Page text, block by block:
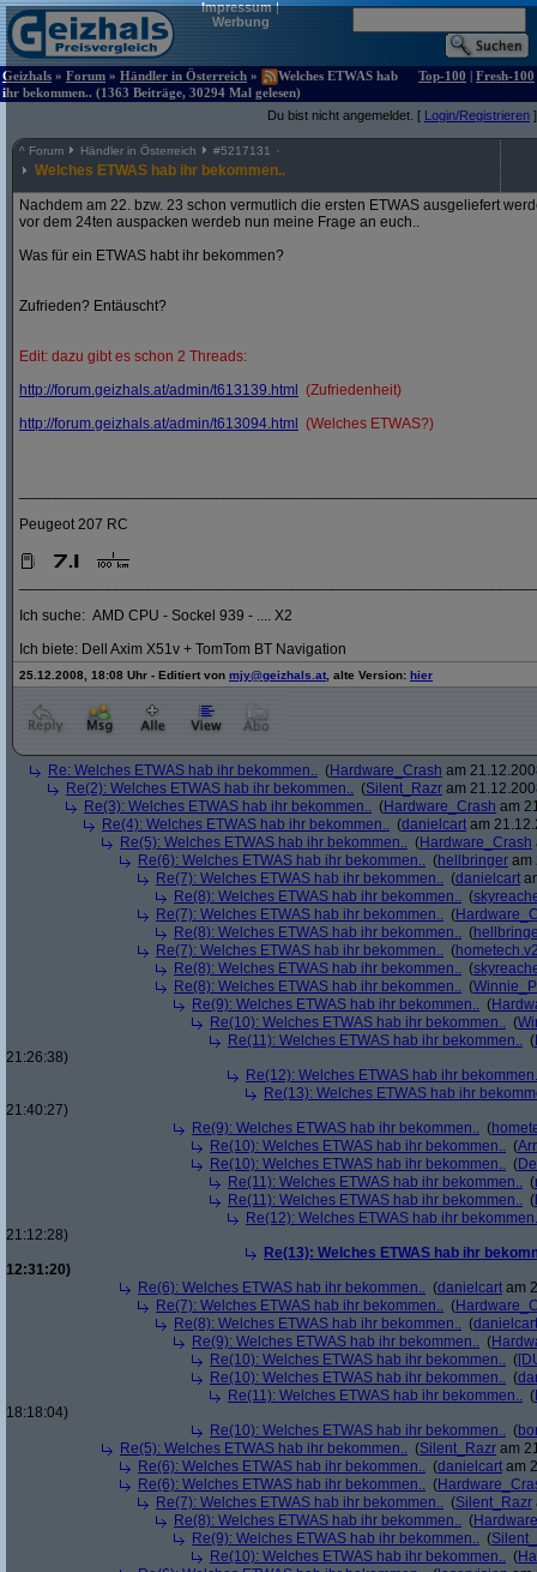
Impressum|
Werbung
Geizhals » Forum » Händler in Österreich »
Welches ETWAS hab
ihr bekommen.. (1363 Beiträge, 30294 Mal gelesen)
Top-100 | Fresh-100
Du bist nicht angemeldet. [ Login/Registrieren ]
^ Forum Händler in Österreich #5217131
Welches ETWAS hab ihr bekommen..
Nachdem am 22. bzw. 23 schon vermutlich die ersten ETWAS ausgeliefert
vor dem 24ten auspacken werdeb nun meine Frage an euch..
Was für ein ETWAS habt ihr bekommen?
Zufrieden? Entäuscht?
Edit: dazu gibt es schon 2 Threads:
http://forum.geizhals.at/admin/t613139.html
(Zufriedenheit)
http://forum.geizhals.at/admin/t613094.html (Welches ETWAS?)
Peugeot 207 RC
Ich suche: AMD CPU - Sockel 939 - .... X2
Ich biete: Dell Axim X51v + TomTom BT Navigation
25.12.2008, 18:08 Uhr - Editiert von mjy@geizhals.at , alte Version: hier
Re: Welches ETWAS hab ihr bekommen.. (Hardware_Crash am
Re(2): Welches ETWAS hab ihr bekommen.. (Silent_Razr am
Re(3): Welches ETWAS hab ihr bekommen.. (Hardware_Crash am
Re(4): Welches ETWAS hab ihr bekommen.. (danielcart am
Re(5): Welches ETWAS hab ihr bekommen.. (Hardware_Crash
Re(6): Welches ETWAS hab ihr bekommen.. (hellbringer am
Re(7): Welches ETWAS hab ihr bekommen.. (danielcart
Re(8): Welches ETWAS hab ihr bekommen.. (
Re(7): Welches ETWAS hab ihr bekommen.. (
Re(8): Welches ETWAS hab ihr bekommen.. (
Re(7): Welches ETWAS hab ihr bekommen.. (
Re(8): Welches ETWAS hab ihr bekommen.. (
Re(8): Welches ETWAS hab ihr bekommen.. (
Re(9): Welches ETWAS hab ihr bekommen.. (
Re(10): Welches ETWAS hab ihr bekommen.. (
Re(11): Welches ETWAS hab ihr bekommen.. (
21:26:38)
Re(12): Welches ETWAS hab ihr
Re(13): Welches ETWAS hab ihr
21:40:27)
Re(9): Welches ETWAS hab ihr bekommen.. (
Re(10): Welches ETWAS hab ihr bekommen.. (
Re(10): Welches ETWAS hab ihr bekommen.. (
Re(11): Welches ETWAS hab ihr bekommen.. (
Re(11): Welches ETWAS hab ihr bekommen.. (
Re(12): Welches ETWAS hab ihr
21:12:28)
Re(13): Welches ETWAS hab ihr
12:31:20)
Re(6): Welches ETWAS hab ihr bekommen.. (danielcart am
Re(7): Welches ETWAS hab ihr bekommen.. (
Re(8): Welches ETWAS hab ihr bekommen.. (danielcart
Re(9): Welches ETWAS hab ihr bekommen.. (
Re(10): Welches ETWAS hab ihr bekommen.. (
Re(10): Welches ETWAS hab ihr bekommen.. (
Re(11): Welches ETWAS hab ihr bekommen.. (
18:18:04)
Re(10): Welches ETWAS hab ihr bekommen.. (
Re(5): Welches ETWAS hab ihr bekommen.. (Silent_Razr am
Re(6): Welches ETWAS hab ihr bekommen.. (danielcart am
Re(6): Welches ETWAS hab ihr bekommen.. (
Re(7): Welches ETWAS hab ihr bekommen.. (Silent_Razr
Re(8): Welches ETWAS hab ihr bekommen.. (
Re(9): Welches ETWAS hab ihr bekommen.. (
Re(10): Welches ETWAS hab ihr bekommen.. (